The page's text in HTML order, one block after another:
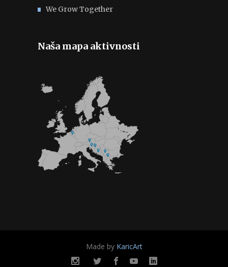
We Grow Together
Naša mapa aktivnosti
Made by KaricArt